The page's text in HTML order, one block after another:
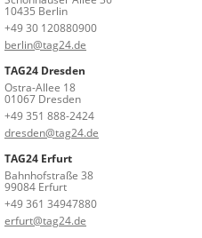
10435 Berlin
+49 30 120880900
berlin@tag24.de
TAG24 Dresden
Ostra-Allee 18
01067 Dresden
+49 351 888-2424
dresden@tag24.de
TAG24 Erfurt
Bahnhofstraße 38
99084 Erfurt
+49 361 34947880
erfurt@tag24.de